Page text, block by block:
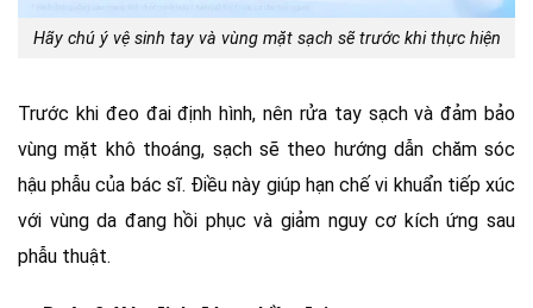
Hãy chú ý vệ sinh tay và vùng mặt sạch sẽ trước khi thực hiện
Trước khi đeo đai định hình, nên rửa tay sạch và đảm bảo
vùng mặt khô thoáng, sạch sẽ theo hướng dẫn chăm sóc
hậu phẫu của bác sĩ. Điều này giúp hạn chế vi khuẩn tiếp xúc
với vùng da đang hồi phục và giảm nguy cơ kích ứng sau
phẫu thuật.